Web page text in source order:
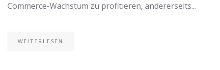
Commerce-Wachstum zu profitieren, andererseits...
WEITERLESEN